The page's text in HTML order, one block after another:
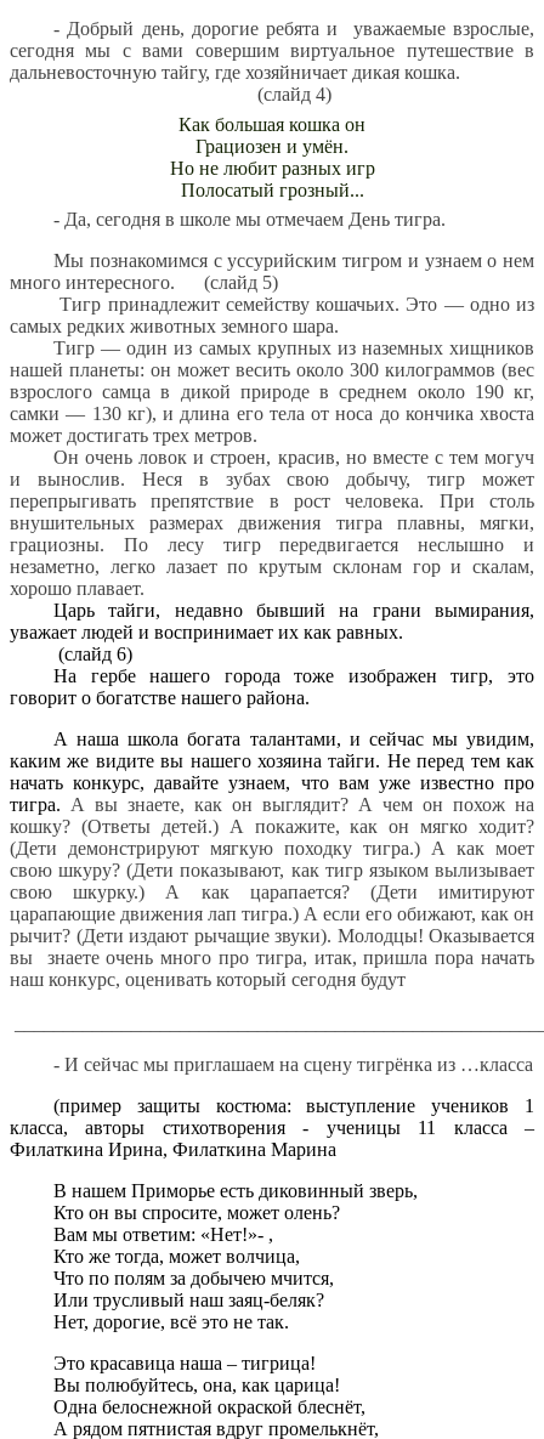
- Добрый день, дорогие ребята и уважаемые взрослые,
сегодня мы с вами совершим виртуальное путешествие в
дальневосточную тайгу, где хозяйничает дикая кошка.
(слайд 4)
Как большая кошка он
Грациозен и умён.
Но не любит разных игр
Полосатый грозный...
- Да, сегодня в школе мы отмечаем День тигра.
Мы познакомимся с уссурийским тигром и узнаем о нем
много интересного. (слайд 5)
Тигр принадлежит семейству кошачьих. Это — одно из
самых редких животных земного шара.
Тигр — один из самых крупных из наземных хищников
нашей планеты: он может весить около 300 килограммов (вес
взрослого самца в дикой природе в среднем около 190 кг,
самки — 130 кг), и длина его тела от носа до кончика хвоста
может достигать трех метров.
Он очень ловок и строен, красив, но вместе с тем могуч
и вынослив. Неся в зубах свою добычу, тигр может
перепрыгивать препятствие в рост человека. При столь
внушительных размерах движения тигра плавны, мягки,
грациозны. По лесу тигр передвигается неслышно и
незаметно, легко лазает по крутым склонам гор и скалам,
хорошо плавает.
Царь тайги, недавно бывший на грани вымирания,
уважает людей и воспринимает их как равных.
(слайд 6)
На гербе нашего города тоже изображен тигр, это
говорит о богатстве нашего района.
А наша школа богата талантами, и сейчас мы увидим,
каким же видите вы нашего хозяина тайги. Не перед тем как
начать конкурс, давайте узнаем, что вам уже известно про
тигра. А вы знаете, как он выглядит? А чем он похож на
кошку? (Ответы детей.) А покажите, как он мягко ходит?
(Дети демонстрируют мягкую походку тигра.) А как моет
свою шкуру? (Дети показывают, как тигр языком вылизывает
свою шкурку.) А как царапается? (Дети имитируют
царапающие движения лап тигра.) А если его обижают, как он
рычит? (Дети издают рычащие звуки). Молодцы! Оказывается
вы знаете очень много про тигра, итак, пришла пора начать
наш конкурс, оценивать который сегодня будут
- И сейчас мы приглашаем на сцену тигрёнка из …класса
(пример защиты костюма: выступление учеников 1
класса, авторы стихотворения - ученицы 11 класса –
Филаткина Ирина, Филаткина Марина
В нашем Приморье есть диковинный зверь,
Кто он вы спросите, может олень?
Вам мы ответим: «Нет!»- ,
Кто же тогда, может волчица,
Что по полям за добычею мчится,
Или трусливый наш заяц-беляк?
Нет, дорогие, всё это не так.
Это красавица наша – тигрица!
Вы полюбуйтесь, она, как царица!
Одна белоснежной окраской блеснёт,
А рядом пятнистая вдруг промелькнёт,